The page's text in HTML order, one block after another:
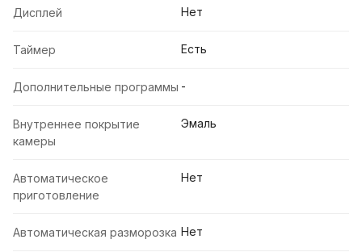
Дисплей Нет
Таймер Есть
Дополнительные программы -
Внутреннее покрытие
камеры
Эмаль
Автоматическое
приготовление
Нет
Автоматическая разморозка Нет